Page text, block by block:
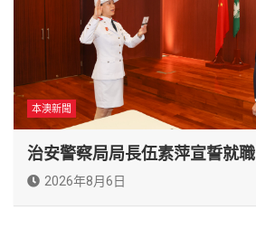
本澳新聞
治安警察局局長伍素萍宣誓就職
2026年8月6日